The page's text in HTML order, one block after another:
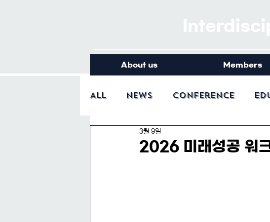
About us Members
All News Conference
2026 미래성공 워
3월 9일